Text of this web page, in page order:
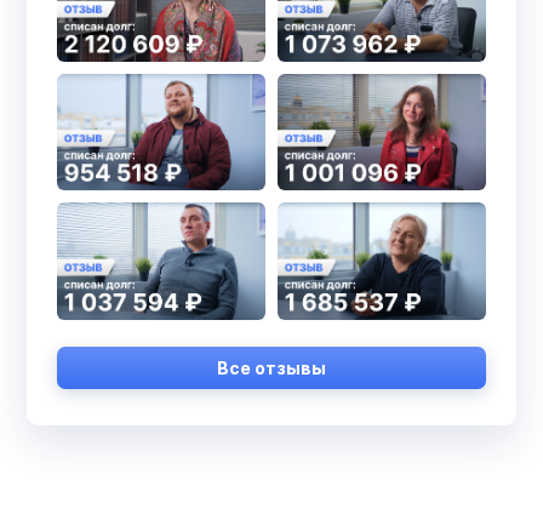
Все отзывы